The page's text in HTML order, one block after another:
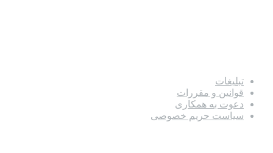
تبلیغات
قوانین و مقررات
دعوت به همکاری
سیاست حریم خصوصی